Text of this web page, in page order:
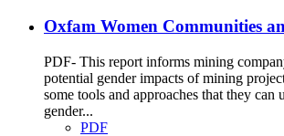
Oxfam Women Communities
PDF- This report informs mining
potential gender impacts of mining
some tools and approaches that they can
gender...
PDF